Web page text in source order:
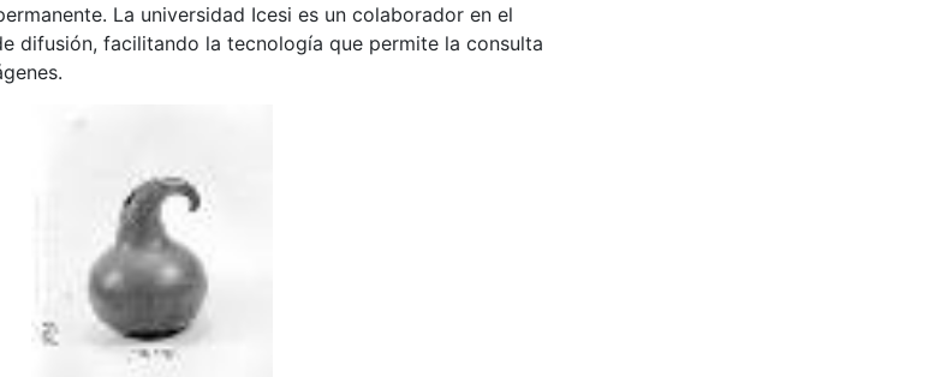
La universidad Icesi es un colaborador en el
difusión, facilitando la tecnología que permite la consulta